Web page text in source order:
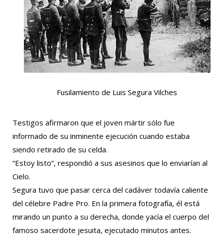
Fusilamiento de Luis Segura Vilches
Testigos afirmaron que el joven mártir sólo fue
informado de su inminente ejecución cuando estaba
siendo retirado de su celda.
“Estoy listo”, respondió a sus asesinos que lo enviarían al
Cielo.
Segura tuvo que pasar cerca del cadáver todavía caliente
del célebre Padre Pro. En la primera fotografía, él está
mirando un punto a su derecha, donde yacía el cuerpo del
famoso sacerdote jesuita, ejecutado minutos antes.